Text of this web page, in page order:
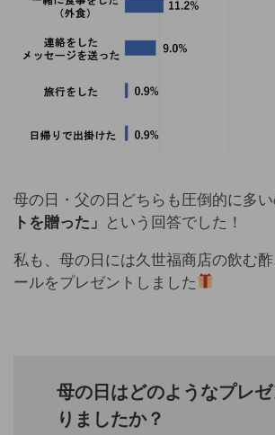
母の日・父の日どちらも圧倒的に多
トを贈った」
という回答でした！
私も、母の日には久世福商店の飲む
ールをプレゼントしました
母の日はどのようなプレ
りましたか？